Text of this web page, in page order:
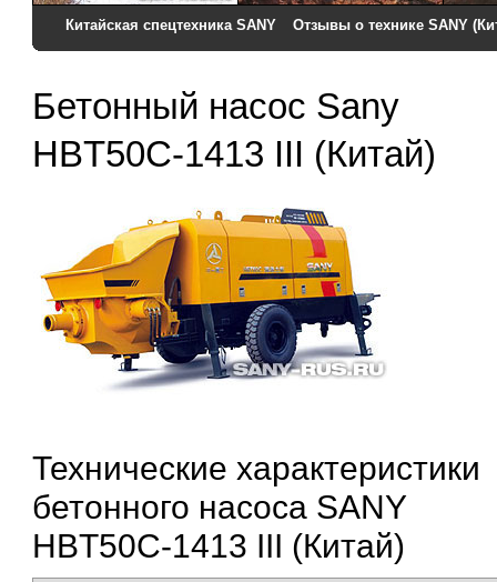
Китайская спецтехника SANY Отзывы о технике SANY
Бетонный насос Sany
HBT50C-1413 III (Китай)
Технические характеристики
бетонного насоса SANY
HBT50C-1413 III (Китай)